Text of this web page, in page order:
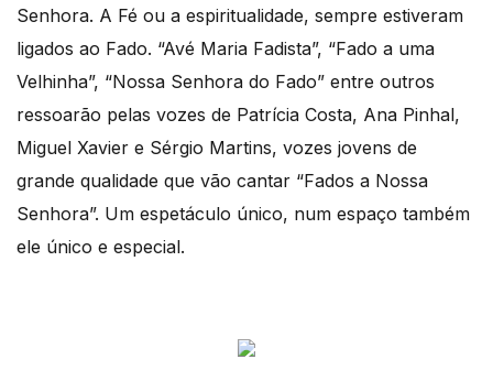
Senhora. A Fé ou a espiritualidade, sempre estiveram
ligados ao Fado. “Avé Maria Fadista”, “Fado a uma
Velhinha”, “Nossa Senhora do Fado” entre outros
ressoarão pelas vozes de Patrícia Costa, Ana Pinhal,
Miguel Xavier e Sérgio Martins, vozes jovens de
grande qualidade que vão cantar “Fados a Nossa
Senhora”. Um espetáculo único, num espaço também
ele único e especial.